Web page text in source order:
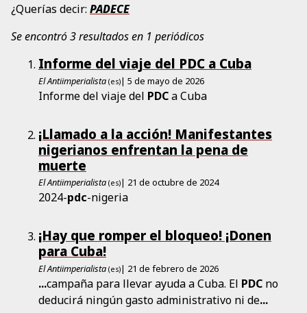
¿Querías decir: PADECE
Se encontró 3 resultados en 1 periódicos
Informe del viaje del PDC a Cuba
El Antiimperialista (es)| 5 de mayo de 2026
Informe del viaje del PDCa Cuba
¡Llamado a la acción! Manifestantes
nigerianos enfrentan la pena de
muerte
El Antiimperialista (es)| 21 de octubre de 2024
2024-pdc-nigeria
¡Hay que romper el bloqueo! ¡Donen
para Cuba!
El Antiimperialista (es)| 21 de febrero de 2026
...campaña para llevar ayuda a Cuba. El PDC no
deducirá ningún gasto administrativo ni de...